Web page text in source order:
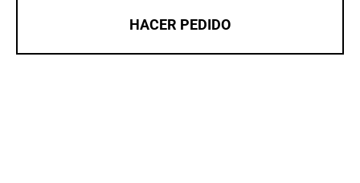
HACER PEDIDO